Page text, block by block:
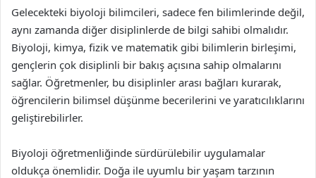
Gelecekteki biyoloji bilimcileri, sadece fen bilimlerinde değil,
aynı zamanda diğer disiplinlerde de bilgi sahibi olmalıdır.
Biyoloji, kimya, fizik ve matematik gibi bilimlerin birleşimi,
gençlerin çok disiplinli bir bakış açısına sahip olmalarını
sağlar. Öğretmenler, bu disiplinler arası bağları kurarak,
öğrencilerin bilimsel düşünme becerilerini ve yaratıcılıklarını
geliştirebilirler.
Biyoloji öğretmenliğinde sürdürülebilir uygulamalar
oldukça önemlidir. Doğa ile uyumlu bir yaşam tarzının